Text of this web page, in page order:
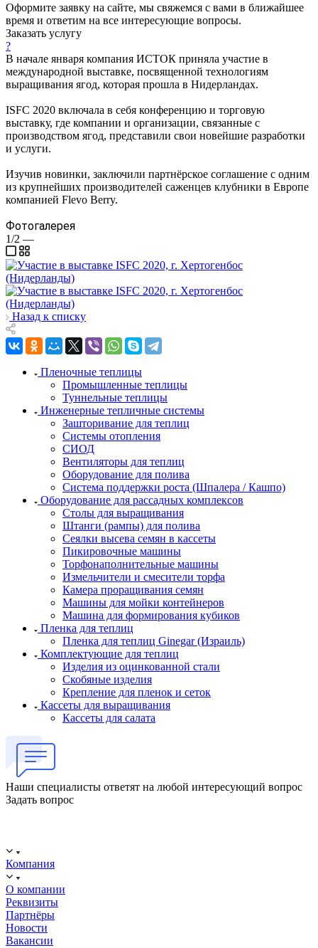
Оформите заявку на сайте, мы свяжемся с вами в ближайшее
время и ответим на все интересующие вопросы.
Заказать услугу
?
В начале января компания ИСТОК приняла участие в
международной выставке, посвященной технологиям
выращивания ягод, которая прошла в Нидерландах.
ISFC 2020 включала в себя конференцию и торговую
выставку, где компании и организации, связанные с
производством ягод, представили свои новейшие разработки
и услуги.
Изучив новинки, заключили партнёрское соглашение с одним
из крупнейших производителей саженцев клубники в Европе
компанией Flevo Berry.
Фотогалерея
1/2 —
Назад к списку
Пленочные теплицы
Промышленные теплицы
Туннельные теплицы
Инженерные тепличные системы
Зашторивание для теплиц
Системы отопления
СИОД
Вентиляторы для теплиц
Оборудование для полива
Система поддержки роста (Шпалера / Кашпо)
Оборудование для рассадных комплексов
Столы для выращивания
Штанги (рампы) для полива
Сеялки высева семян в кассеты
Пикировочные машины
Торфонаполнительные машины
Измельчители и смесители торфа
Камера проращивания семян
Машины для мойки контейнеров
Машина для формирования кубиков
Пленка для теплиц
Пленка для теплиц Ginegar (Израиль)
Комплектующие для теплиц
Изделия из оцинкованной стали
Скобяные изделия
Крепление для пленок и сеток
Кассеты для выращивания
Кассеты для салата
Наши специалисты ответят на любой интересующий вопрос
Задать вопрос
Компания
О компании
Реквизиты
Партнёры
Новости
Вакансии